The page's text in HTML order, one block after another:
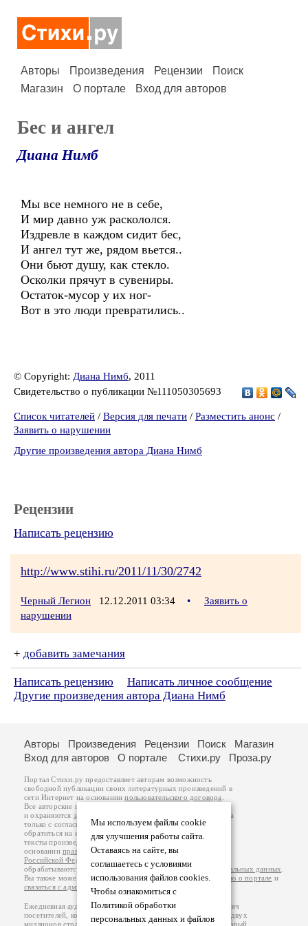
Авторы Произведения Рецензии
Поиск
Магазин
О портале Вход для авторов
Бес и ангел
Диана Нимб
Мы все немного не в себе,
И мир давно уж раскололся.
Издревле в каждом сидит бес,
И ангел тут же, рядом вьется..
Они бьют душу, как стекло.
Осколки прячут в сувениры.
Остаток-мусор у их ног-
Вот в это люди превратились..
© Copyright: Диана Нимб, 2011
Свидетельство о публикации №111050305693
Список читателей / Версия для печати / Разместить анонс /
Заявить о нарушении
Другие произведения автора Диана Нимб
Рецензии
Написать рецензию
http://www.stihi.ru/2011/11/30/2742
Черный Легион 12.12.2011 03:34 •
Заявить о
нарушении
+ добавить замечания
Написать рецензию
Написать личное сообщение
Другие произведения автора Диана Нимб
Мы используем файлы cookie
для улучшения работы сайта.
Оставаясь на сайте, вы
соглашаетесь с условиями
использования файлов cookies.
Чтобы ознакомиться с
Политикой обработки
персональных данных и файлов
Авторы Произведения Рецензии Поиск
Магазин
Вход для авторов
О портале Стихи.ру Проза.ру
Портал Стихи.ру предоставляет авторам возможность
свободной публикации своих литературных произведений в
сети Интернет на основаниипользовательского договора
Все авторские права на произведения принадлежат авторам
и охраняются законом
. Перепечатка произведений возможна
только с согласия его автора, к которому вы можете
обратиться на его авторской странице. Ответственность за
тексты произведений авторы несут самостоятельно на
основанииправил публикацииизаконодательства
Российской Федерации
обрабатываются на основанииПолитики обработки персональных данных
Вы также можете посмотреть более подробнуюинформацию о портале и
связаться с администрацией
Ежедневная аудитория портала Стихи.ру – порядка 200 тысяч
посетителей, которые в общей сумме просматривают более двух
миллионов страниц по данным счетчика посещаемости, который